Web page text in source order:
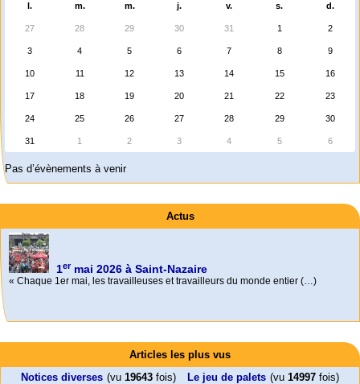
l. m. m. j. v. s. d.
27 28 29 30 31 1 2
3 4 5 6 7 8 9
10 11 12 13 14 15 16
17 18 19 20 21 22 23
24 25 26 27 28 29 30
31 1 2 3 4 5 6
Pas d’évènements à venir
Actus
1 ermai 2026 à Saint-Nazaire
« Chaque 1er mai, les travailleuses et travailleurs du monde entier (…)
Foutez-nous la paix !
Aujourd’hui, mercredi 18 mars 2026, le président de la République
Emmanuel (…)
Leonard Peltier libre !
Leonard Peltier, un Amérindien condamné deux fois à la prison à vie pour
un (…)
En Pays-de-la-Loire le couperet est tombé !
« La présidente Horizons de la région Pays de la Loire veut faire voter ce (…)
Mon CV... Cette perle indique une nouveauté, ou le dernier travail (…)
Articles les plus vus
Notices diverses (vu 19643 fois) Le jeu de palets (vu 14997 fois)